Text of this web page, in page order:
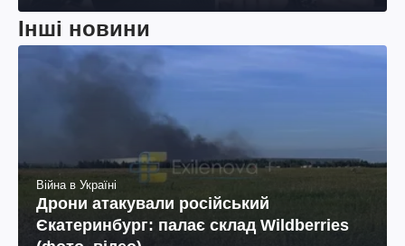
Інші новини
Війна в Україні
Дрони атакували російський
Єкатеринбург: палає склад Wildberries